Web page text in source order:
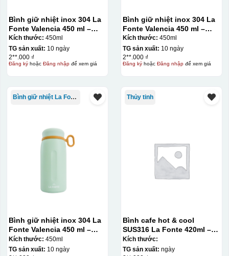
Bình giữ nhiệt inox 304 La
Fonte Valencia 450 ml –
012355
Kích thước: 450ml
TG sản xuất: 10 ngày
2**.000 ₫
Đăng kýhoặc Đăng nhậpđể xem giá
Bình giữ nhiệt inox 304 La
Fonte Valencia 450 ml –
012355
Kích thước: 450ml
TG sản xuất: 10 ngày
2**.000 ₫
Đăng kýhoặc Đăng nhậpđể xem giá
Bình giữ nhiệt La Fonte
Bình giữ nhiệt inox 304 La
Fonte Valencia 450 ml –
012355
Kích thước: 450ml
TG sản xuất: 10 ngày
Thủy tinh
Bình cafe hot & cool
SUS316 La Fonte 420ml –
012775
Kích thước:
TG sản xuất: ngày